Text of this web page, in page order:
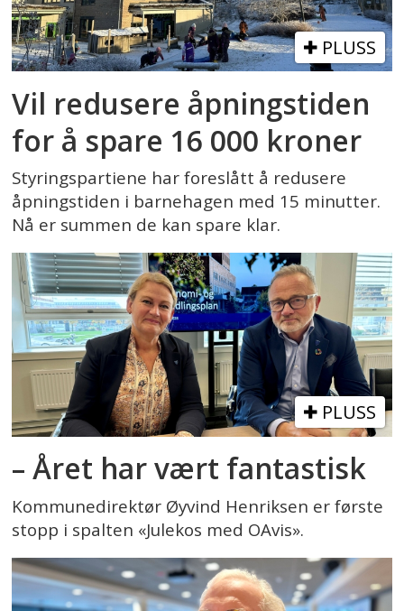
PLUSS
Vil redusere åpningstiden
for å spare 16 000 kroner
Styringspartiene har foreslått å redusere
åpningstiden i barnehagen med 15 minutter.
Nå er summen de kan spare klar.
PLUSS
– Året har vært fantastisk
Kommunedirektør Øyvind Henriksen er første
stopp i spalten «Julekos med OAvis».